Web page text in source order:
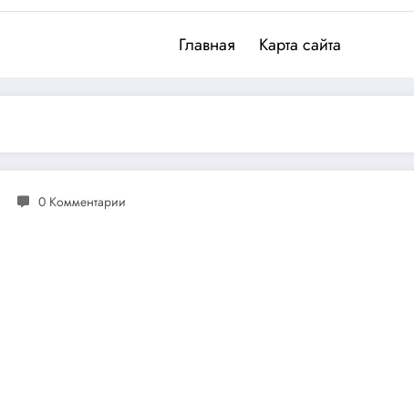
Главная Карта сайта
0 Комментарии